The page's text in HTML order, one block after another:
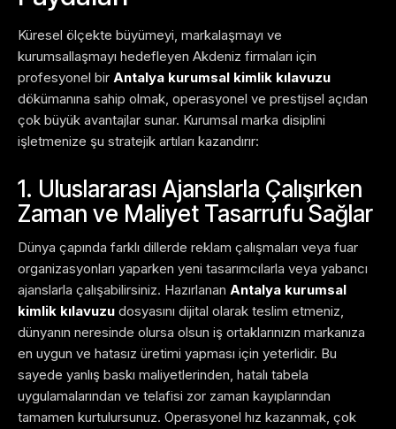
Küresel ölçekte büyümeyi, markalaşmayı ve
kurumsallaşmayı hedefleyen Akdeniz firmaları için
profesyonel bir Antalya kurumsal kimlik kılavuzu
dökümanına sahip olmak, operasyonel ve prestijsel açıdan
çok büyük avantajlar sunar. Kurumsal marka disiplini
işletmenize şu stratejik artıları kazandırır:
1. Uluslararası Ajanslarla Çalışırken
Zaman ve Maliyet Tasarrufu Sağlar
Dünya çapında farklı dillerde reklam çalışmaları veya fuar
organizasyonları yaparken yeni tasarımcılarla veya yabancı
ajanslarla çalışabilirsiniz. Hazırlanan Antalya kurumsal
kimlik kılavuzu dosyasını dijital olarak teslim etmeniz,
dünyanın neresinde olursa olsun iş ortaklarınızın markanıza
en uygun ve hatasız üretimi yapması için yeterlidir. Bu
sayede yanlış baskı maliyetlerinden, hatalı tabela
uygulamalarından ve telafisi zor zaman kayıplarından
tamamen kurtulursunuz. Operasyonel hız kazanmak, çok